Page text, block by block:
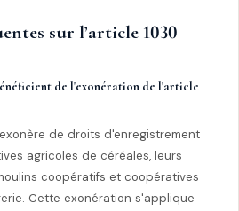
sur l’article 1030
de l'exonération de l'article
de droits d'enregistrement
agricoles de céréales, leurs
coopératifs et coopératives
Cette exonération s'applique